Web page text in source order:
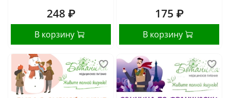
248 ₽
В корзину
175 ₽
В корзину